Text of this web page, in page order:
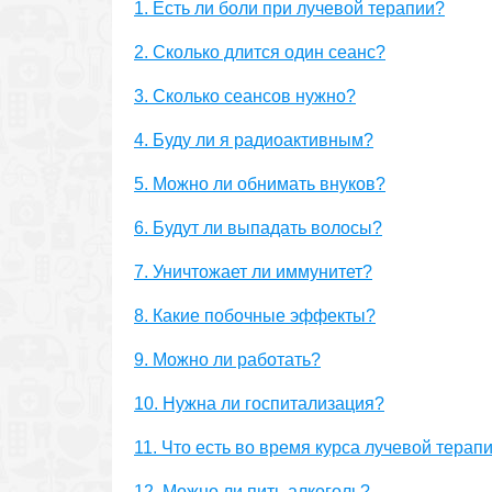
1. Есть ли боли при лучевой терапии?
2. Сколько длится один сеанс?
3. Сколько сеансов нужно?
4. Буду ли я радиоактивным?
5. Можно ли обнимать внуков?
6. Будут ли выпадать волосы?
7. Уничтожает ли иммунитет?
8. Какие побочные эффекты?
9. Можно ли работать?
10. Нужна ли госпитализация?
11. Что есть во время курса лучевой